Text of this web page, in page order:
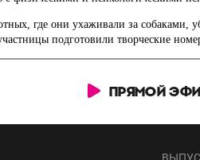
где они ухаживали за собаками,
подготовили творческие